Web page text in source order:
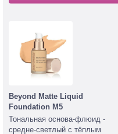
Beyond Matte Liquid
Foundation M5
Тональная основа-флюид -
средне-светлый с тёплым